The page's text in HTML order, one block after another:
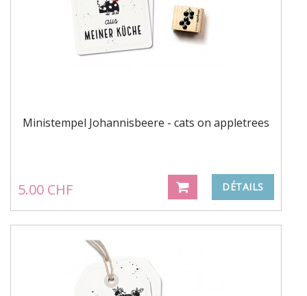
Ministempel Johannisbeere - cats on appletrees
5.00 CHF DÉTAILS